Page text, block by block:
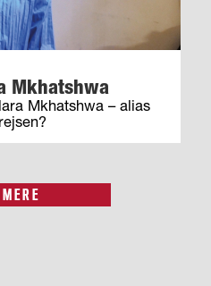
Mkhatshwa
Mkhatshwa – alias